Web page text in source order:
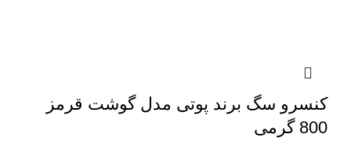
کنسرو سگ برند پوتی مدل گوشت قرمز
800 گرمی